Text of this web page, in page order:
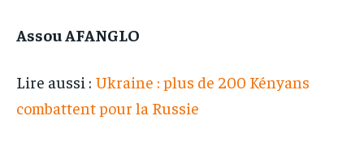
Assou AFANGLO
Lire aussi : Ukraine : plus de 200 Kényans
combattent pour la Russie